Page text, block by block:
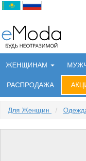
ЖЕНЩИНАМ
РАСПРОДАЖА
Для Женщин /